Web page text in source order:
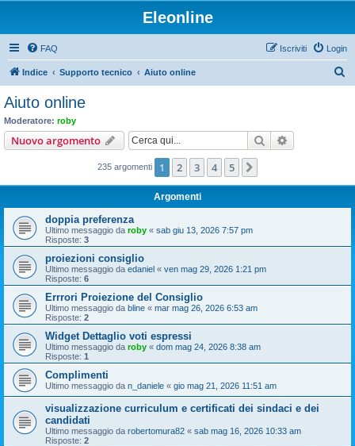
Eleonline
FAQ Login
Iscriviti
Indice Supporto tecnico Aiuto online
Aiuto online
Moderatore: roby
Nuovo argomento Cerca
235 argomenti 1 2 3 4 5
Argomenti
doppia preferenza
Ultimo messaggio da roby « sab giu 13, 2026 7:57 pm
Risposte: 3
proiezioni consiglio
Ultimo messaggio da edaniel « ven mag 29, 2026 1:21 pm
Risposte: 6
Errrori Proiezione del Consiglio
Ultimo messaggio da bline « mar mag 26, 2026 6:53 am
Risposte: 2
Widget Dettaglio voti espressi
Ultimo messaggio da roby « dom mag 24, 2026 8:38 am
Risposte: 1
Complimenti
Ultimo messaggio da n_daniele « gio mag 21, 2026 11:51 am
visualizzazione curriculum e certificati dei sindaci e dei
candidati
Ultimo messaggio da robertomura82 « sab mag 16, 2026 10:33 am
Risposte: 2